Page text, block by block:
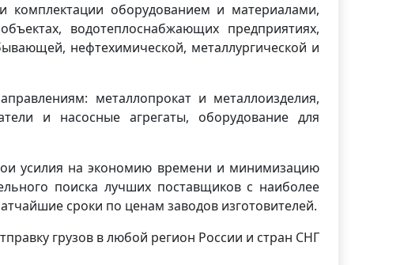
оборудованием и материалами,
водотеплоснабжающих предприятиях,
нефтехимической, металлургической и
металлопрокат и металлоизделия,
и насосные агрегаты, оборудование для
усилия на экономию времени и минимизацию
поиска лучших поставщиков с наиболее
сроки по ценам заводов изготовителей.
грузов в любой регион России и стран СНГ